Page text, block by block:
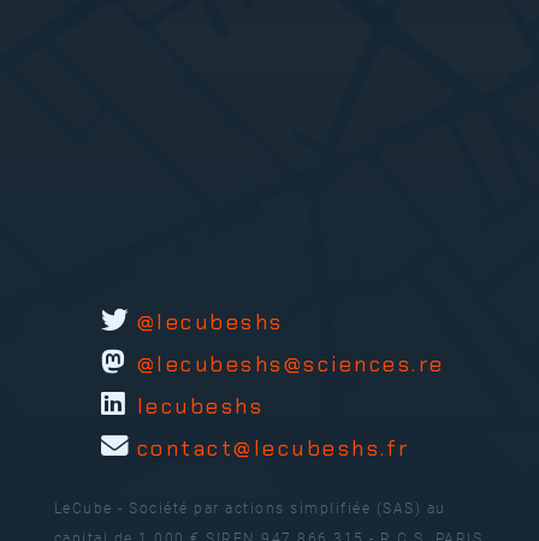
LeCube - Société par actions simplifiée (SAS) au
@lecubeshs
@lecubeshs@sciences.re
lecubeshs
contact@lecubeshs.fr